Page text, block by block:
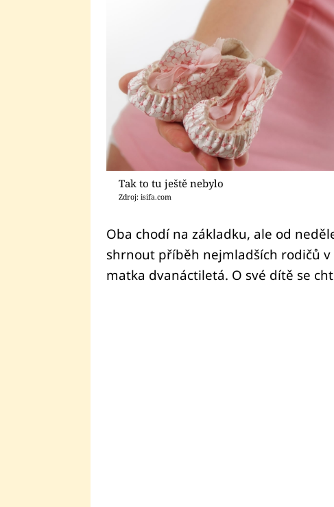
Tak to tu ještě nebylo
Zdroj: isifa.com
Oba chodí na základku, ale od
shrnout příběh nejmladších rodičů
matka dvanáctiletá. O své dítě se